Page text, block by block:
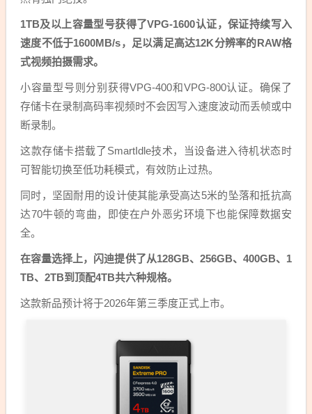
1TB及以上容量型号获得了VPG-1600认证，保证持续写入
速度不低于1600MB/s，足以满足高达12K分辨率的RAW格
式视频拍摄需求。
小容量型号则分别获得VPG-400和VPG-800认证。确保了
存储卡在录制高码率视频时不会因写入速度波动而丢帧或中
断录制。
这款存储卡搭载了SmartIdle技术，当设备进入待机状态时
可智能切换至低功耗模式，有效防止过热。
同时，坚固耐用的设计使其能承受高达5米的坠落和抵抗高
达70牛顿的弯曲，即使在户外恶劣环境下也能保障数据安
全。
在容量选择上，闪迪提供了从128GB、256GB、400GB、1
TB、2TB到顶配4TB共六种规格。
这款新品预计将于2026年第三季度正式上市。